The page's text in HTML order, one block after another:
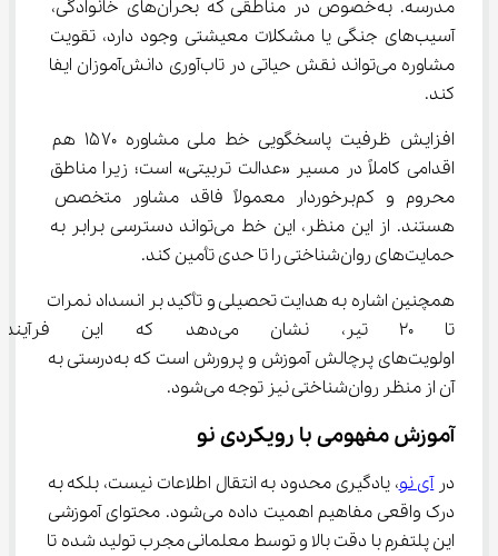
مدرسه. به‌خصوص در مناطقی که بحران‌های خانوادگی،
آسیب‌های جنگی یا مشکلات معیشتی وجود دارد، تقویت
مشاوره می‌تواند نقش حیاتی در تاب‌آوری دانش‌آموزان ایفا
کند.
افزایش ظرفیت پاسخگویی خط ملی مشاوره ۱۵۷۰ هم
اقدامی کاملاً در مسیر «عدالت تربیتی» است؛ زیرا مناطق
محروم و کم‌برخوردار معمولاً فاقد مشاور متخصص
هستند. از این منظر، این خط می‌تواند دسترسی برابر به
حمایت‌های روان‌شناختی را تا حدی تأمین کند.
همچنین اشاره به هدایت تحصیلی و تأکید بر انسداد نمرات
تا ۲۰ تیر، نشان می‌دهد که
اولویت‌های پرچالش آموزش و پرورش است که به‌درستی به
آن از منظر روان‌شناختی نیز توجه می‌شود.
آموزش مفهومی با رویکردی نو
در آی نو، یادگیری محدود به انتقال اطلاعات نیست، بلکه به
درک واقعی مفاهیم اهمیت داده می‌شود. محتوای آموزشی
این پلتفرم با دقت بالا و توسط معلمانی مجرب تولید شده تا